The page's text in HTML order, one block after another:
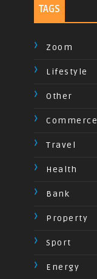
TAGS
Zoom
Lifestyle
Other
Commerce
Travel
Health
Bank
Property
Sport
Energy